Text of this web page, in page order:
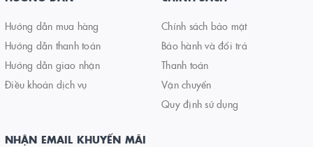
Hướng dẫn mua hàng
Hướng dẫn thanh toán
Hướng dẫn giao nhận
Điều khoản dịch vụ
Chính sách bảo mật
Bảo hành và đổi trả
Thanh toán
Vận chuyển
Quy định sử dụng
NHẬN EMAIL KHUYẾN MÃI